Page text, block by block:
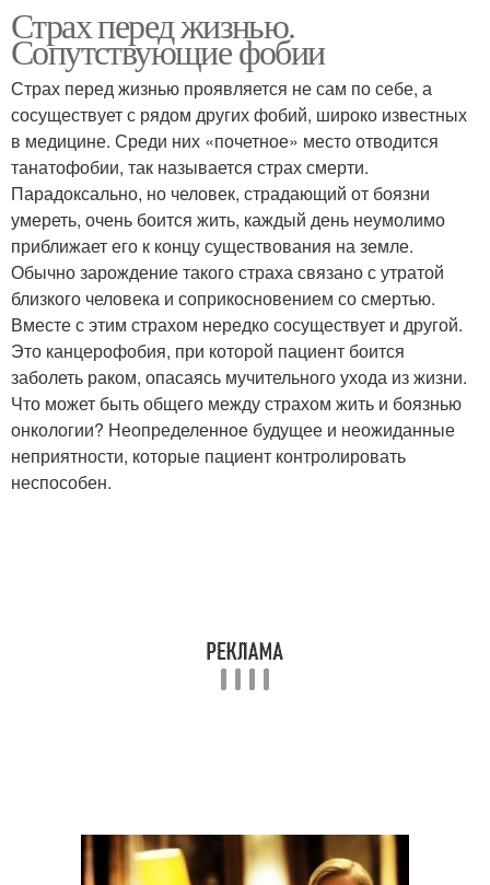
Страх перед жизнью.
Сопутствующие фобии
Страх перед жизнью проявляется не сам по себе, а
сосуществует с рядом других фобий, широко известных
в медицине. Среди них «почетное» место отводится
танатофобии, так называется страх смерти.
Парадоксально, но человек, страдающий от боязни
умереть, очень боится жить, каждый день неумолимо
приближает его к концу существования на земле.
Обычно зарождение такого страха связано с утратой
близкого человека и соприкосновением со смертью.
Вместе с этим страхом нередко сосуществует и другой.
Это канцерофобия, при которой пациент боится
заболеть раком, опасаясь мучительного ухода из жизни.
Что может быть общего между страхом жить и боязнью
онкологии? Неопределенное будущее и неожиданные
неприятности, которые пациент контролировать
неспособен.